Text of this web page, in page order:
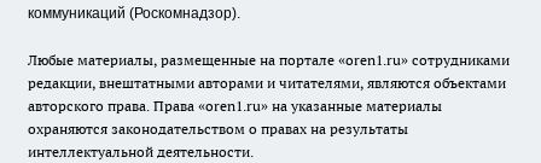
коммуникаций (Роскомнадзор).
Любые материалы, размещенные на портале «oren1.ru» сотрудниками
редакции, внештатными авторами и читателями, являются объектами
авторского права. Права «oren1.ru» на указанные материалы
охраняются законодательством о правах на результаты
интеллектуальной деятельности.